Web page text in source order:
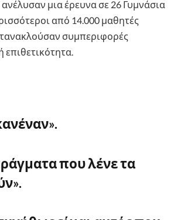
ανέλυσαν μια έρευνα σε 26 Γυμνάσια
από 14.000 μαθητές
συμπεριφορές
επιθετικότητα.
που λένε τα